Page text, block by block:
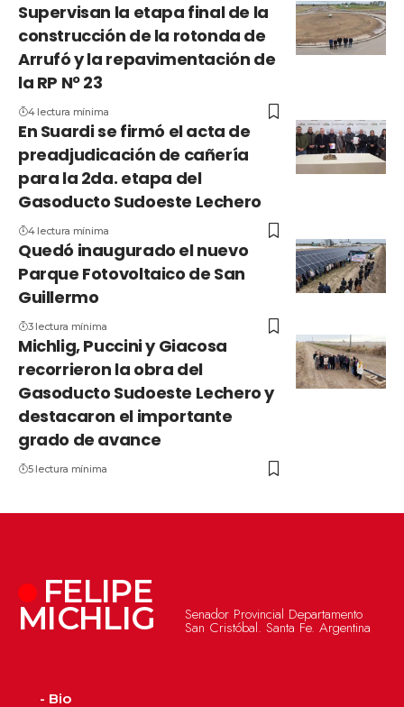
Supervisan la etapa final de la
construcción de la rotonda de
Arrufó y la repavimentación de
la RP Nº 23
4 lectura mínima
En Suardi se firmó el acta de
preadjudicación de cañería
para la 2da. etapa del
Gasoducto Sudoeste Lechero
4 lectura mínima
Quedó inaugurado el nuevo
Parque Fotovoltaico de San
Guillermo
3 lectura mínima
Michlig, Puccini y Giacosa
recorrieron la obra del
Gasoducto Sudoeste Lechero y
destacaron el importante
grado de avance
5 lectura mínima
FELIPE
MICHLIG Senador Provincial Departamento
San Cristóbal. Santa Fe. Argentina
- Bio